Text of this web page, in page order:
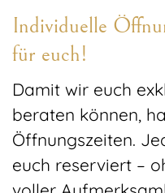
Individuelle
für euch!
Damit wir euch
beraten können,
Öffnungszeiten.
euch reserviert –